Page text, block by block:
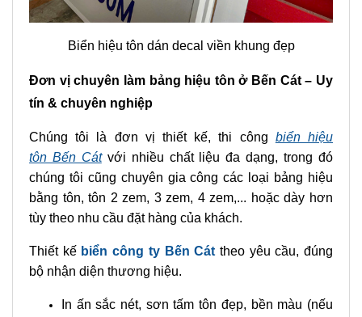
Biển hiệu tôn dán decal viền khung đẹp
Đơn vị chuyên làm bảng hiệu tôn ở Bến Cát – Uy
tín & chuyên nghiệp
Chúng tôi là đơn vị thiết kế, thi công biển hiệu
tôn Bến Cátvới nhiều chất liệu đa dạng, trong đó
chúng tôi cũng chuyên gia công các loại bảng hiệu
bằng tôn, tôn 2 zem, 3 zem, 4 zem,... hoặc dày hơn
tùy theo nhu cầu đặt hàng của khách.
Thiết kế biển công ty Bến Cát theo yêu cầu, đúng
bộ nhận diện thương hiệu.
In ấn sắc nét, sơn tấm tôn đẹp, bền màu (nếu